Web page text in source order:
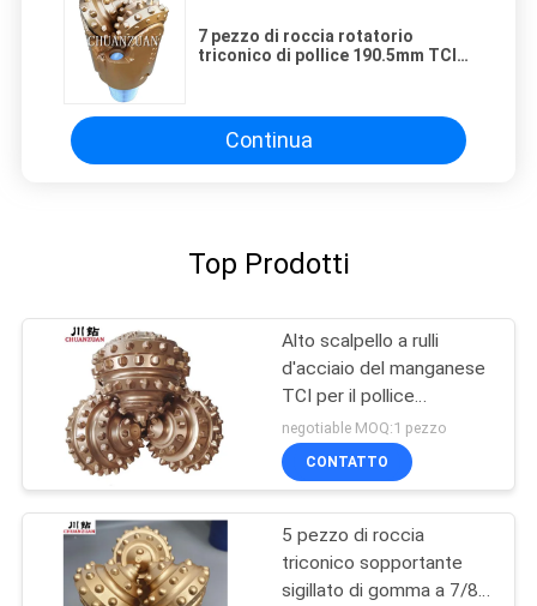
7 pezzo di roccia rotatorio
triconico di pollice 190.5mm TCI
Continua
Top Prodotti
Alto scalpello a rulli
d'acciaio del manganese
TCI per il pollice
semiduro di formazione
17 1/2
negotiable MOQ:1 pezzo
CONTATTO
5 pezzo di roccia
triconico sopportante
sigillato di gomma a 7/8